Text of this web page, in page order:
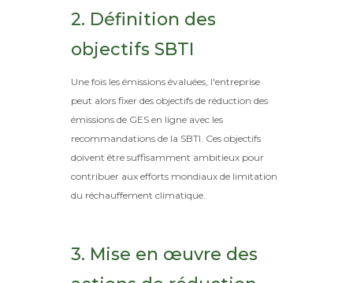
2. Définition des
objectifs SBTI
Une fois les émissions évaluées, l'entreprise
peut alors fixer des objectifs de réduction des
émissions de GES en ligne avec les
recommandations de la SBTI. Ces objectifs
doivent être suffisamment ambitieux pour
contribuer aux efforts mondiaux de limitation
du réchauffement climatique.
3. Mise en œuvre des